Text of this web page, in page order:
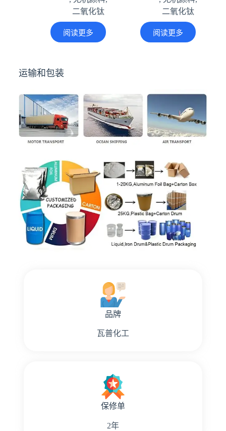
二氧化钛
阅读更多
二氧化钛
阅读更多
运输和包装
品牌
瓦普化工
保修单
2年